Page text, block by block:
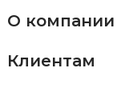
О компании
Клиентам